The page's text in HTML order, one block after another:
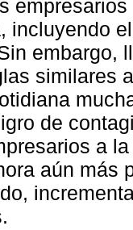
incluyendo
embargo,
similares
de
a
aún más